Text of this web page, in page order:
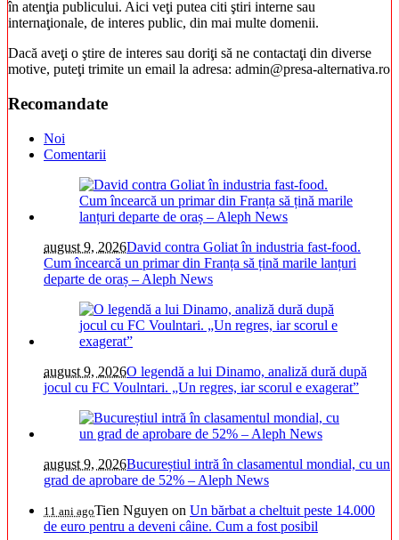
în atenţia publicului. Aici veţi putea citi ştiri interne sau
internaţionale, de interes public, din mai multe domenii.
Dacă aveţi o ştire de interes sau doriţi să ne contactaţi din diverse
motive, puteţi trimite un email la adresa: admin@presa-alternativa.ro
Recomandate
Noi
Comentarii
august 9, 2026David contra Goliat în industria fast-food.
Cum încearcă un primar din Franța să țină marile lanțuri
departe de oraș – Aleph News
august 9, 2026O legendă a lui Dinamo, analiză dură după
jocul cu FC Voulntari. „Un regres, iar scorul e exagerat”
august 9, 2026Bucureștiul intră în clasamentul mondial, cu un
grad de aprobare de 52% – Aleph News
11 ani agoTien Nguyen on Un bărbat a cheltuit peste 14.000
de euro pentru a deveni câine. Cum a fost posibil